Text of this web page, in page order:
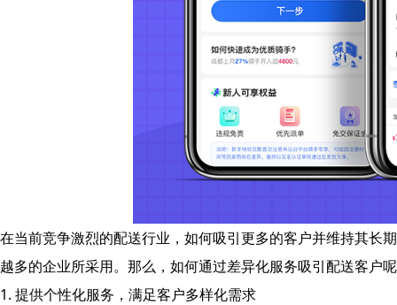
在当前竞争激烈的配送行业，如何吸引更多的客户并维持其长
越多的企业所采用。那么，如何通过差异化服务吸引配送客户
1. 提供个性化服务，满足客户多样化需求